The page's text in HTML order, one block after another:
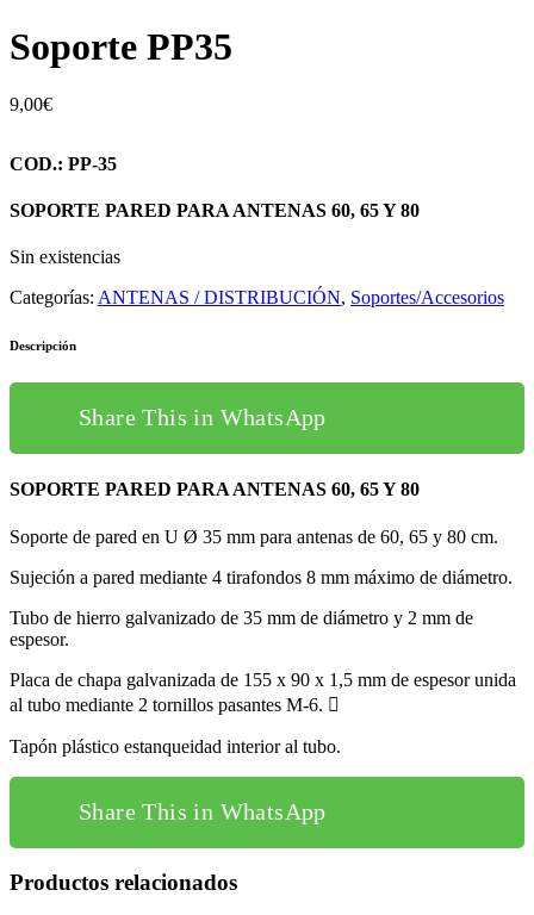
Soporte PP35
9,00€
COD.: PP-35
SOPORTE PARED PARA ANTENAS 60, 65 Y 80
Sin existencias
Categorías: ANTENAS / DISTRIBUCIÓN, Soportes/Accesorios
Descripción
Share This in WhatsApp
SOPORTE PARED PARA ANTENAS 60, 65 Y 80
Soporte de pared en U Ø 35 mm para antenas de 60, 65 y 80 cm.
Sujeción a pared mediante 4 tirafondos 8 mm máximo de diámetro.
Tubo de hierro galvanizado de 35 mm de diámetro y 2 mm de
espesor.
Placa de chapa galvanizada de 155 x 90 x 1,5 mm de espesor unida
al tubo mediante 2 tornillos pasantes M-6. 
Tapón plástico estanqueidad interior al tubo.
Share This in WhatsApp
Productos relacionados